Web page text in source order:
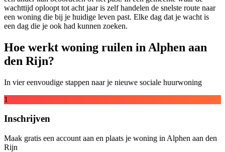
wachttijd oploopt tot acht jaar is zelf handelen de snelste route naar
een woning die bij je huidige leven past. Elke dag dat je wacht is
een dag die je ook had kunnen zoeken.
Hoe werkt woning ruilen in Alphen aan
den Rijn?
In vier eenvoudige stappen naar je nieuwe sociale huurwoning
1
Inschrijven
Maak gratis een account aan en plaats je woning in Alphen aan den
Rijn